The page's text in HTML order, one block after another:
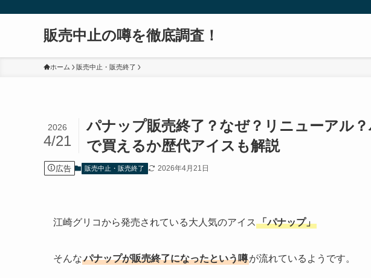
販売中止の噂を徹底調査！
ホーム 販売中止・販売終了
パナップ販売終了？なぜ？リニューアル
で買えるか歴代アイスも解説
2026
4/21
広告 販売中止・販売終了 2026年4月21日
江崎グリコから発売されている大人気のアイス 「パナップ」
そんなパナップが販売終了になったという噂が流れているようです。